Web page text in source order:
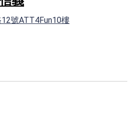
號ATT4Fun10樓